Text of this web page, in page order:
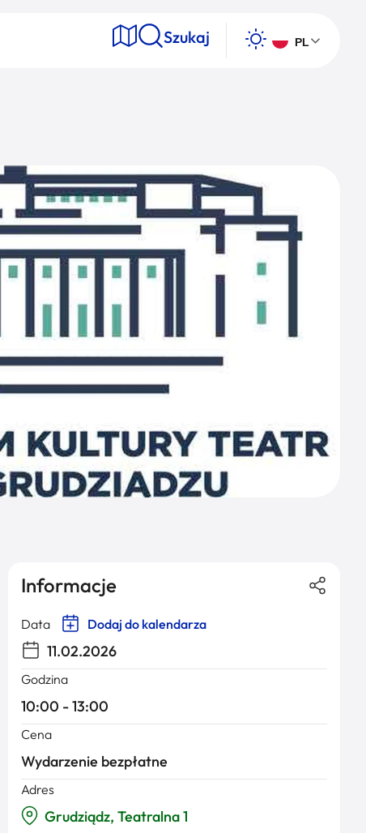
Szukaj PL
Wyszukaj
Informacje
Data Dodaj do kalendarza
11.02.2026
Godzina
10:00 - 13:00
Cena
Wydarzenie bezpłatne
Adres
Grudziądz, Teatralna 1